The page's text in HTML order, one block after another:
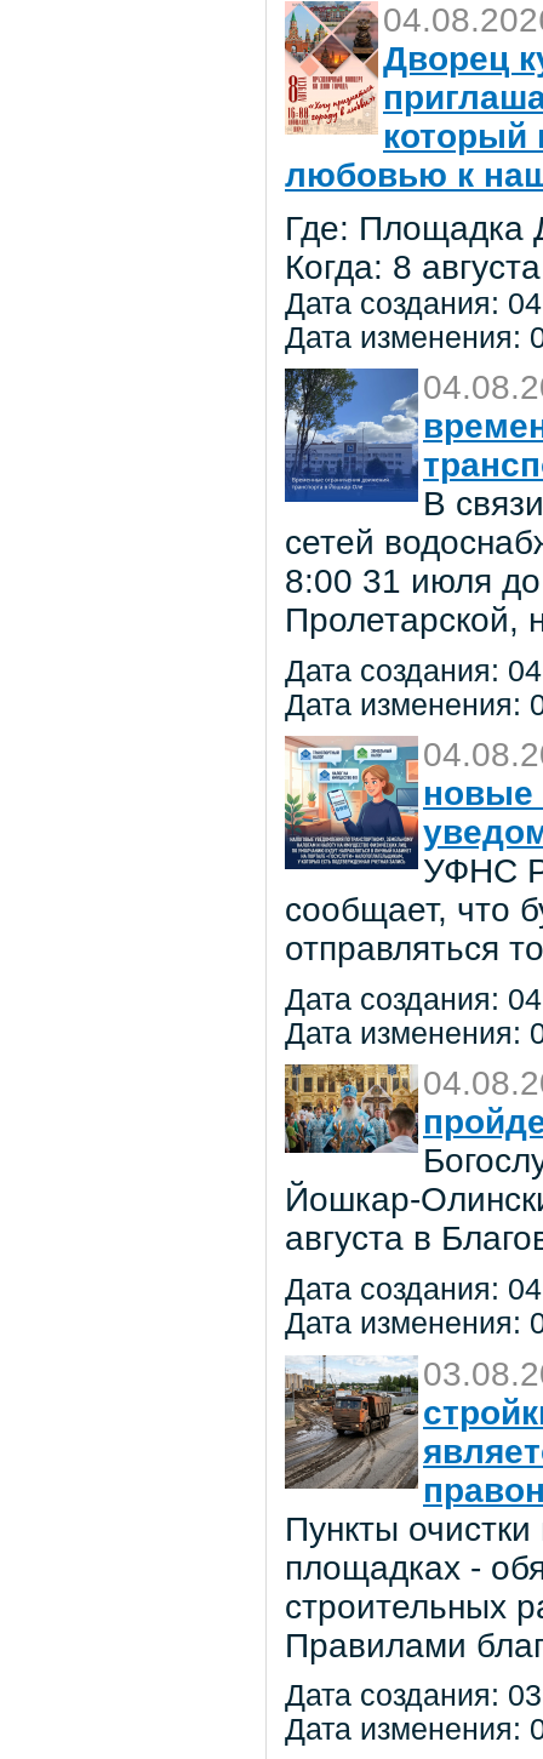
Дворец
который
любовью к
Где: Площадка
Когда: 8
Дата создания:
Дата изменения:
В
сетей
8:00 31 июля
Пролетарской,
Дата создания:
Дата изменения:
новые
УФНС
сообщает, что
отправляться
Дата создания:
Дата изменения:
Йошкар-
августа в
Дата создания:
Дата изменения:
Пункты
площадках -
строительных
Правилами
Дата создания:
Дата изменения: